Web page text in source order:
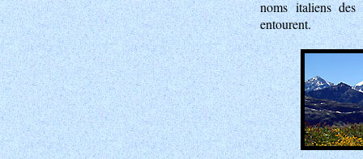
noms italiens
entourent.